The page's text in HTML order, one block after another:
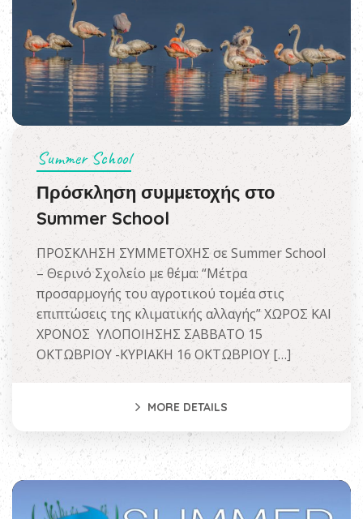
Summer School
Πρόσκληση συμμετοχής στο
Summer School
ΠΡΟΣΚΛΗΣΗ ΣΥΜΜΕΤΟΧΗΣ σε Summer School
– Θερινό Σχολείο με θέμα: “Μέτρα
προσαρμογής του αγροτικού τομέα στις
επιπτώσεις της κλιματικής αλλαγής” ΧΩΡΟΣ ΚΑΙ
ΧΡΟΝΟΣ ΥΛΟΠΟΙΗΣΗΣ ΣΑΒΒΑΤΟ 15
ΟΚΤΩΒΡΙΟΥ -ΚΥΡΙΑΚΗ 16 ΟΚΤΩΒΡΙΟΥ […]
MORE DETAILS